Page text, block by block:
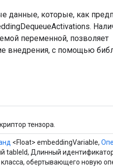
данные, которые, как
переменной, позволяет
внедрения, с помощью
тензора.
<Float> embeddingVariable,
tableId, Длинный
обертывающего новую